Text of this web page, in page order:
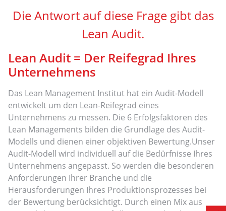
Die Antwort auf diese Frage gibt das
Lean Audit.
Lean Audit = Der Reifegrad Ihres
Unternehmens
Das Lean Management Institut hat ein Audit-Modell
entwickelt um den Lean-Reifegrad eines
Unternehmens zu messen. Die 6 Erfolgsfaktoren des
Lean Managements bilden die Grundlage des Audit-
Modells und dienen einer objektiven Bewertung.Unser
Audit-Modell wird individuell auf die Bedürfnisse Ihres
Unternehmens angepasst. So werden die besonderen
Anforderungen Ihrer Branche und die
Herausforderungen Ihres Produktionsprozesses bei
der Bewertung berücksichtigt. Durch einen Mix aus